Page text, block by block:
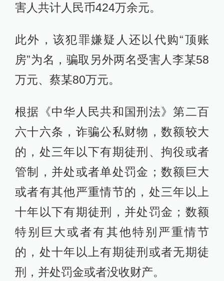
害人共计人民币424万余元。
此外，该犯罪嫌疑人还以代购“顶账
房”为名，骗取另外两名受害人李某58
万元、蔡某80万元。
根据《中华人民共和国刑法》第二百
六十六条，诈骗公私财物，数额较大
的，处三年以下有期徒刑、拘役或者
管制，并处或者单处罚金；数额巨大
或者有其他严重情节的，处三年以上
十年以下有期徒刑，并处罚金；数额
特别巨大或者有其他特别严重情节
的，处十年以上有期徒刑或者无期徒
刑，并处罚金或者没收财产。